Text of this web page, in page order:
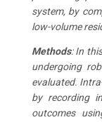
system, by
low-volume
Methods: In
undergoing
evaluated.
by recording
outcomes